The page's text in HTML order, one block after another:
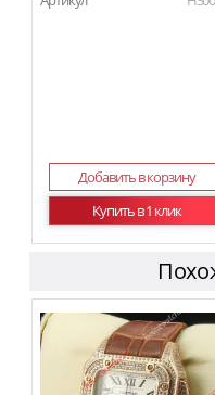
Добавить в корзину
Купить в 1 клик